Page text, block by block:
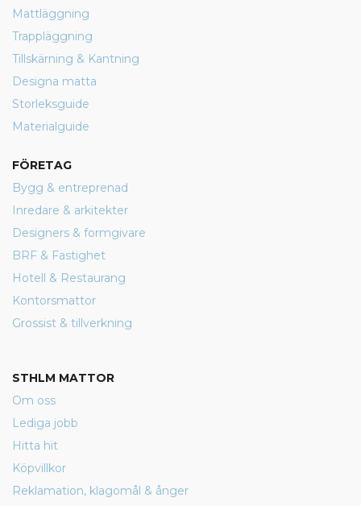
Mattläggning
Trappläggning
Tillskärning & Kantning
Designa matta
Storleksguide
Materialguide
FÖRETAG
Bygg & entreprenad
Inredare & arkitekter
Designers & formgivare
BRF & Fastighet
Hotell & Restaurang
Kontorsmattor
Grossist & tillverkning
STHLM MATTOR
Om oss
Lediga jobb
Hitta hit
Köpvillkor
Reklamation, klagomål & ånger